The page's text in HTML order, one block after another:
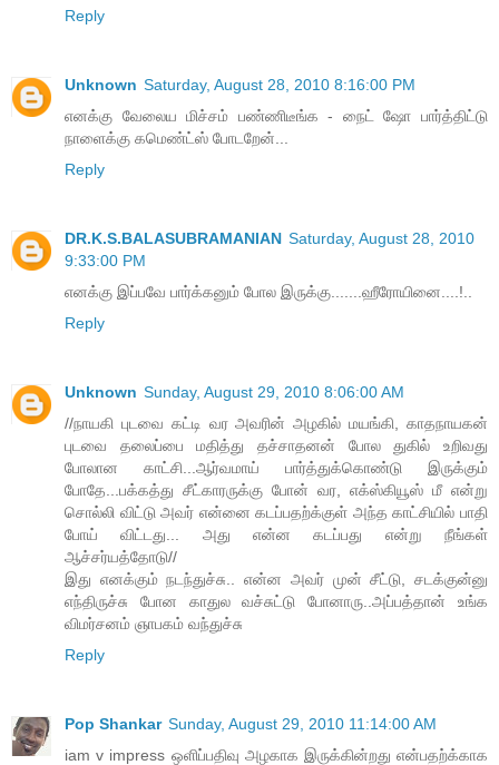
Reply
Unknown Saturday, August 28, 2010 8:16:00 PM
எனக்கு வேலைய மிச்சம் பண்ணிடீங்க - நைட் ஷோ பார்த்திட்டு
நாளைக்கு கமெண்ட்ஸ் போடறேன்...
Reply
DR.K.S.BALASUBRAMANIAN Saturday, August 28, 2010
9:33:00 PM
எனக்கு இப்பவே பார்க்கனும் போல இருக்கு.......ஹீரோயினை....!..
Reply
Unknown Sunday, August 29, 2010 8:06:00 AM
//நாயகி புடவை கட்டி வர அவரின் அழகில் மயங்கி, காதநாயகன்
புடவை தலைப்பை மதித்து தச்சாதனன் போல துகில் உறிவது
போலான காட்சி...ஆர்வமாய் பார்த்துக்கொண்டு இருக்கும்
போதே...பக்கத்து சீட்காரருக்கு போன் வர, எக்ஸ்கியூஸ் மீ என்று
சொல்லி விட்டு அவர் என்னை கடப்பதற்க்குள் அந்த காட்சியில் பாதி
போய் விட்டது... அது என்ன கடப்பது என்று நீங்கள்
ஆச்சர்யத்தோடு//
இது எனக்கும் நடந்துச்சு.. என்ன அவர் முன் சீட்டு, சடக்குன்னு
எந்திருச்சு போன காதுல வச்சுட்டு போனாரு..அப்பத்தான் உங்க
விமர்சனம் ஞாபகம் வந்துச்சு
Reply
Pop Shankar Sunday, August 29, 2010 11:14:00 AM
iam v impress ஒளிப்பதிவு அழகாக இருக்கின்றது என்பதற்க்காக